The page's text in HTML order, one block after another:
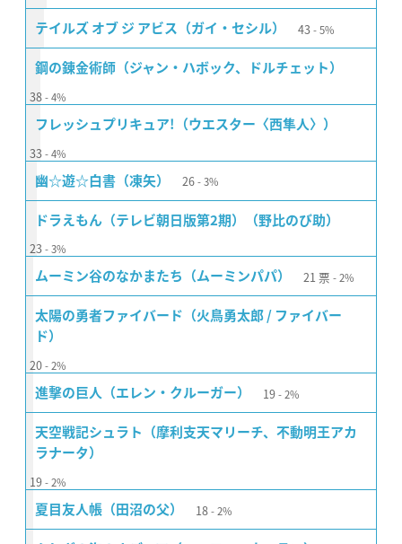
テイルズ オブ ジ アビス（ガイ・セシル） 43 5%
鋼の錬金術師（ジャン・ハボック、ドルチェット）
38 4%
フレッシュプリキュア!（ウエスター〈西隼人〉）
33 4%
幽☆遊☆白書（凍矢） 26 3%
ドラえもん（テレビ朝日版第2期）（野比のび助）
23 3%
ムーミン谷のなかまたち（ムーミンパパ） 21 票 2%
太陽の勇者ファイバード（火鳥勇太郎 / ファイバー
ド）
20 2%
進撃の巨人（エレン・クルーガー） 19 2%
天空戦記シュラト（摩利支天マリーチ、不動明王アカ
ラナータ）
19 2%
夏目友人帳（田沼の父） 18 2%